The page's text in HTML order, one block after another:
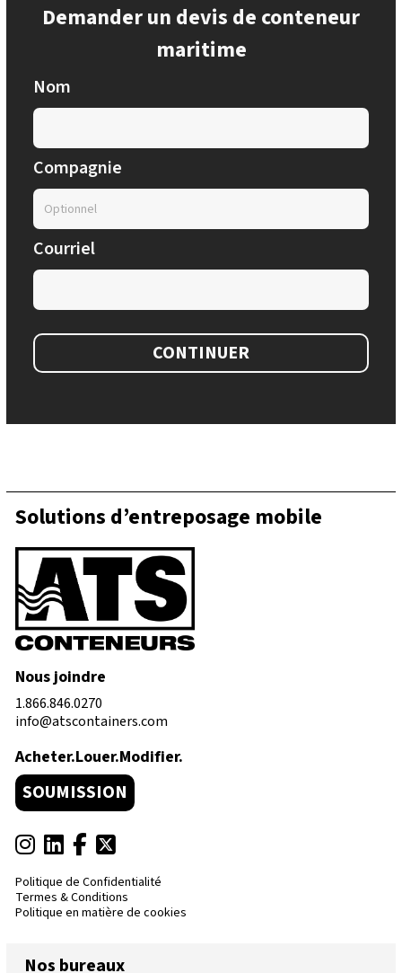
Demander un devis de conteneur
maritime
Nom
Compagnie
Courriel
CONTINUER
Solutions d’entreposage mobile
Nous joindre
1.866.846.0270
info@atscontainers.com
Acheter.Louer.Modifier.
SOUMISSION
Politique de Confidentialité
Termes & Conditions
Politique en matière de cookies
Nos bureaux